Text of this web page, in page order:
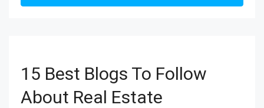
15 Best Blogs To Follow
About Real Estate